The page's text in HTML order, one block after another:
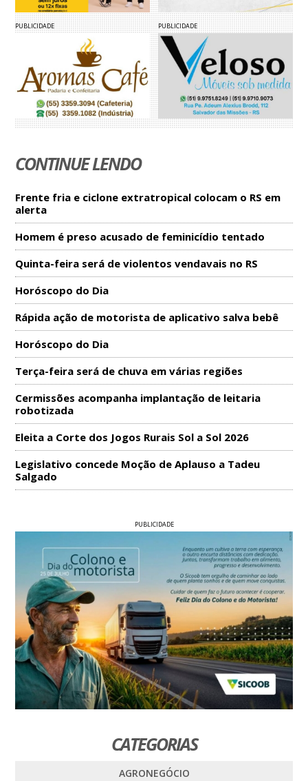
PUBLICIDADE PUBLICIDADE
CONTINUE LENDO
Frente fria e ciclone extratropical colocam o RS em
alerta
Homem é preso acusado de feminicídio tentado
Quinta-feira será de violentos vendavais no RS
Horóscopo do Dia
Rápida ação de motorista de aplicativo salva bebê
Horóscopo do Dia
Terça-feira será de chuva em várias regiões
Cermissões acompanha implantação de leitaria
robotizada
Eleita a Corte dos Jogos Rurais Sol a Sol 2026
Legislativo concede Moção de Aplauso a Tadeu
Salgado
PUBLICIDADE
CATEGORIAS
AGRONEGÓCIO